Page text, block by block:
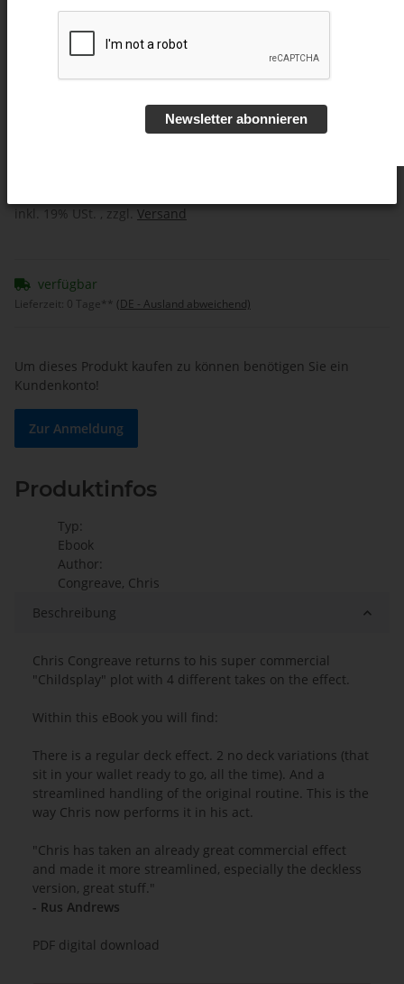
eBook DOWNLOAD
eBooks (Downloads)
inkl. 19% USt. , zzgl. Versand
verfügbar
Lieferzeit: 0 Tage** (DE - Ausland abweichend)
Um dieses Produkt kaufen zu können benötigen Sie ein
Kundenkonto!
Zur Anmeldung
Produktinfos
Typ:
Ebook
Author:
Congreave, Chris
Beschreibung
Chris Congreave returns to his super commercial
"Childsplay" plot with 4 different takes on the effect.
Within this eBook you will find:
There is a regular deck effect. 2 no deck variations (that
sit in your wallet ready to go, all the time). And a
streamlined handling of the original routine. This is the
way Chris now performs it in his act.
"Chris has taken an already great commercial effect
and made it more streamlined, especially the deckless
version, great stuff."
- Rus Andrews
PDF digital download
Newsletter abonnieren